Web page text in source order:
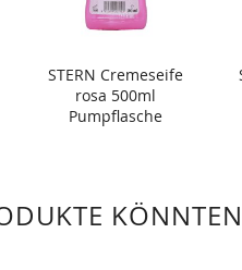
STERN Cremeseife
rosa 500ml
Pumpflasche